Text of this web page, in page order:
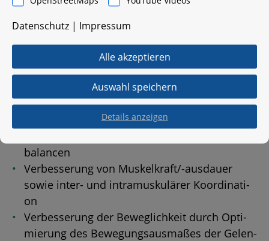
Mus­ku­lo-Ske­let­ta­les Sys­tem:
ba­lan­cen
Ver­bes­se­rung von Mus­kel­kraft/-aus­dau­er
sowie in­ter- und in­tra­mus­ku­lä­rer Ko­or­di­na­ti­
on
Ver­bes­se­rung der Be­weg­lich­keit durch Op­ti­
mie­rung des Be­we­gungs­aus­ma­ßes der Ge­len­
Datenschutz | Impressum
Alle akzeptieren
Auswahl speichern
Details anzeigen